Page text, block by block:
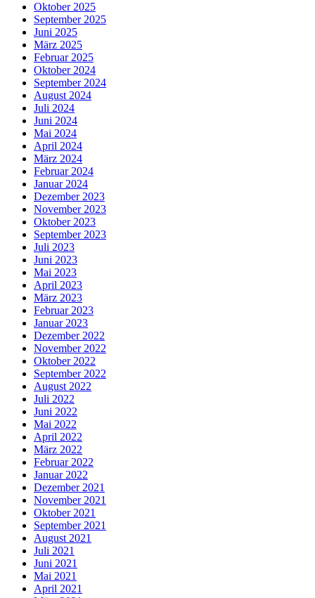
Oktober 2025
September 2025
Juni 2025
März 2025
Februar 2025
Oktober 2024
September 2024
August 2024
Juli 2024
Juni 2024
Mai 2024
April 2024
März 2024
Februar 2024
Januar 2024
Dezember 2023
November 2023
Oktober 2023
September 2023
Juli 2023
Juni 2023
Mai 2023
April 2023
März 2023
Februar 2023
Januar 2023
Dezember 2022
November 2022
Oktober 2022
September 2022
August 2022
Juli 2022
Juni 2022
Mai 2022
April 2022
März 2022
Februar 2022
Januar 2022
Dezember 2021
November 2021
Oktober 2021
September 2021
August 2021
Juli 2021
Juni 2021
Mai 2021
April 2021